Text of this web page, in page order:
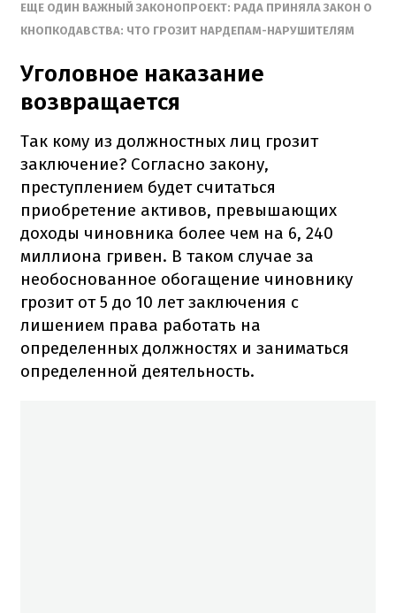
ЕЩЕ ОДИН ВАЖНЫЙ ЗАКОНОПРОЕКТ: РАДА ПРИНЯЛА ЗАКОН О
КНОПКОДАВСТВА: ЧТО ГРОЗИТ НАРДЕПАМ-НАРУШИТЕЛЯМ
Уголовное наказание
возвращается
Так кому из должностных лиц грозит
заключение? Согласно закону,
преступлением будет считаться
приобретение активов, превышающих
доходы чиновника более чем на 6, 240
миллиона гривен. В таком случае за
необоснованное обогащение чиновнику
грозит от 5 до 10 лет заключения с
лишением права работать на
определенных должностях и заниматься
определенной деятельность.